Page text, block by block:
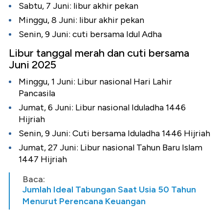
Sabtu, 7 Juni: libur akhir pekan
Minggu, 8 Juni: libur akhir pekan
Senin, 9 Juni: cuti bersama Idul Adha
Libur tanggal merah dan cuti bersama
Juni 2025
Minggu, 1 Juni: Libur nasional Hari Lahir
Pancasila
Jumat, 6 Juni: Libur nasional Iduladha 1446
Hijriah
Senin, 9 Juni: Cuti bersama Iduladha 1446 Hijriah
Jumat, 27 Juni: Libur nasional Tahun Baru Islam
1447 Hijriah
Baca:
Jumlah Ideal Tabungan Saat Usia 50 Tahun
Menurut Perencana Keuangan